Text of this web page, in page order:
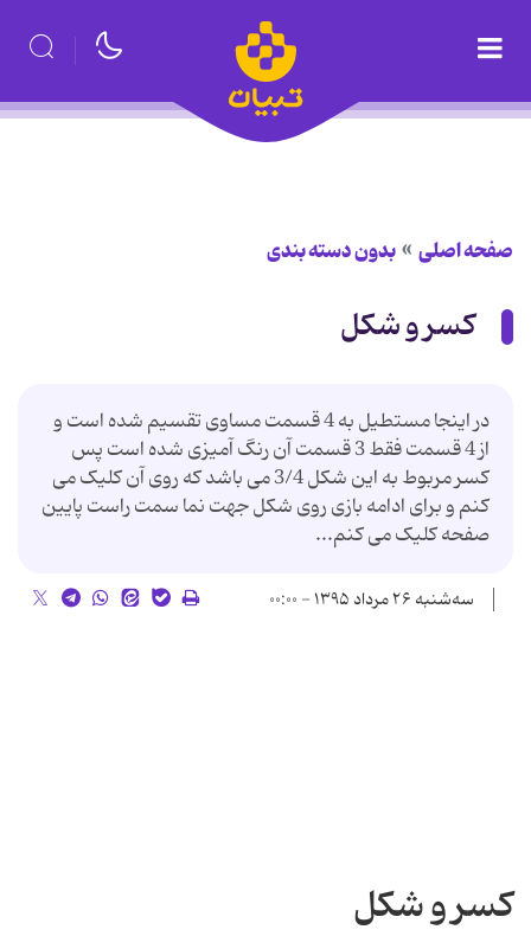
صفحه اصلی بدون دسته بندی
کسر و شکل
در اینجا مستطیل به 4 قسمت مساوی تقسیم شده است و
از 4 قسمت فقط 3 قسمت آن رنگ آمیزی شده است پس
کسر مربوط به این شکل 3/4 می باشد که روی آن کلیک می
کنم و برای ادامه بازی روی شکل جهت نما سمت راست پایین
صفحه کلیک می کنم...
سه‌شنبه ۲۶ مرداد ۱۳۹۵ - ۰۰:۰۰
کسر و شکل